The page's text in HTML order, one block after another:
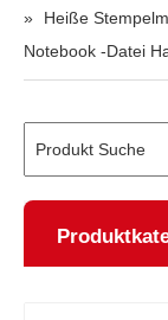
»
Heiße
Notebook -Datei